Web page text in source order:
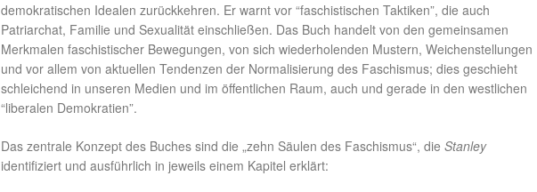
demokratischen Idealen zurückkehren. Er warnt vor “faschistischen Taktiken”, die auch
Patriarchat, Familie und Sexualität einschließen. Das Buch handelt von den gemeinsamen
Merkmalen faschistischer Bewegungen, von sich wiederholenden Mustern, Weichenstellungen
und vor allem von aktuellen Tendenzen der Normalisierung des Faschismus; dies geschieht
schleichend in unseren Medien und im öffentlichen Raum, auch und gerade in den westlichen
“liberalen Demokratien”.
Das zentrale Konzept des Buches sind die „zehn Säulen des Faschismus“, die Stanley
identifiziert und ausführlich in jeweils einem Kapitel erklärt: